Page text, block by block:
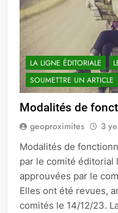
LA LIGNE ÉDITORIALE
SOUMETTRE UN ARTICLE
Modalités de
geoproximites 3
Modalités de
par le comité
approuvées par le
Elles ont été revues,
comités le 14/12/23.